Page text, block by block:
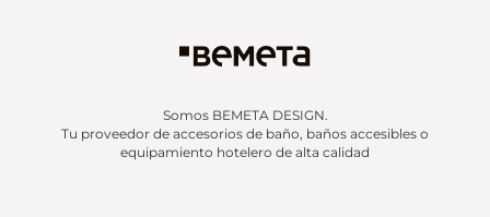
Somos BEMETA DESIGN.
Tu proveedor de accesorios de baño, baños accesibles o
equipamiento hotelero de alta calidad